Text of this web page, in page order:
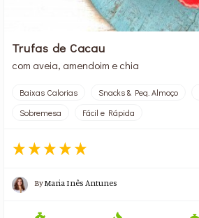
Trufas de Cacau
com aveia, amendoim e chia
Baixas Calorias Snacks & Peq. Almoço
Sobremesa
Fácil e Rápida
ByMaria Inês Antunes